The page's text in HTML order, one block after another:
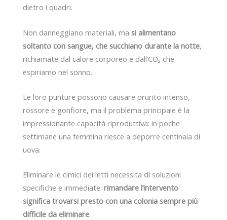
dietro i quadri.
Non danneggiano materiali, ma si alimentano
soltanto con sangue, che succhiano durante la notte,
richiamate dal calore corporeo e dall’CO₂ che
espiriamo nel sonno.
Le loro punture possono causare prurito intenso,
rossore e gonfiore, ma il problema principale è la
impressionante capacità riproduttiva: in poche
settimane una femmina riesce a deporre centinaia di
uova.
Eliminare le cimici dei letti necessita di soluzioni
specifiche e immediate: rimandare l’intervento
significa trovarsi presto con una colonia sempre più
difficile da eliminare.